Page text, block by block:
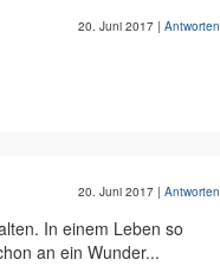
20. Juni 2017 | Antworten
20. Juni 2017 | Antworten
In einem Leben so
an ein Wunder...